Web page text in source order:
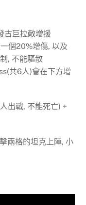
古巨拉敵增援
個20%增傷, 以及
, 不能驅散
共6人)會在下方增
出戰, 不能死亡) +
兩格的坦克上陣, 小